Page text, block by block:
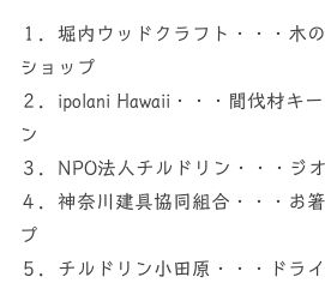
１．堀内ウッドクラフト・・・木
ショップ
２．ipolani Hawaii・・・間伐材キ
ン
３．NPO法人チルドリン・・・ジ
４．神奈川建具協同組合・・・お
プ
５．チルドリン小田原・・・ドラ